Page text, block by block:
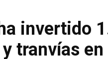
invertido
tranvías en